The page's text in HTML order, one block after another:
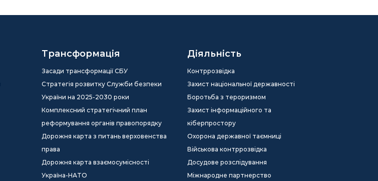
Трансформація
Засади трансформації СБУ
Стратегія розвитку Служби безпеки
України на 2025-2030 роки
Комплексний стратегічний план
реформування органів правопорядку
Дорожня карта з питань верховенства
права
Дорожня карта взаємосумісності
Україна-НАТО
Діяльність
Контррозвідка
Захист національної державності
Боротьба з тероризмом
Захист інформаційного та
кіберпростору
Охорона державної таємниці
Військова контррозвідка
Досудове розслідування
Міжнародне партнерство